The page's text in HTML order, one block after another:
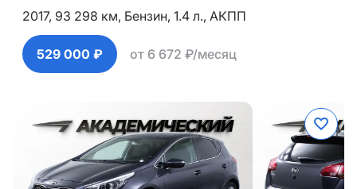
2017, 93 298 км, Бензин, 1.4 л., АКПП
529 000 ₽ от 6 672 ₽/месяц